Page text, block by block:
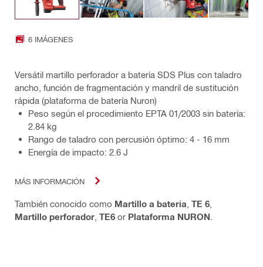
6 IMÁGENES
Versátil martillo perforador a batería SDS Plus con taladro
ancho, función de fragmentación y mandril de sustitución
rápida (plataforma de batería Nuron)
Peso según el procedimiento EPTA 01/2003 sin batería:
2.84 kg
Rango de taladro con percusión óptimo: 4 - 16 mm
Energía de impacto: 2.6 J
MÁS INFORMACIÓN
También conocido como Martillo a batería TE 6
Martillo perforador TE6 or Plataforma NURON